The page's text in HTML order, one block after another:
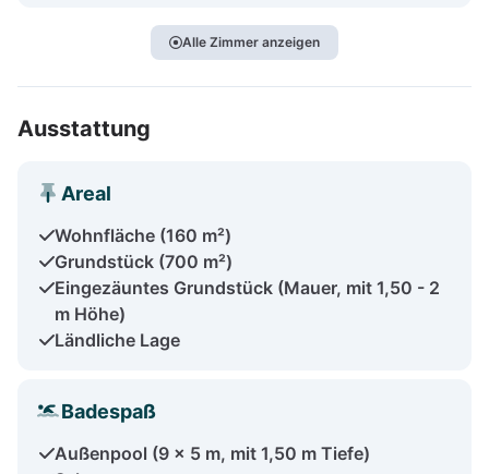
Alle Zimmer anzeigen
Ausstattung
Areal
Wohnfläche (160 m²)
Grundstück (700 m²)
Eingezäuntes Grundstück (Mauer, mit 1,50 - 2
m Höhe)
Ländliche Lage
Badespaß
Außenpool (9 x 5 m, mit 1,50 m Tiefe)